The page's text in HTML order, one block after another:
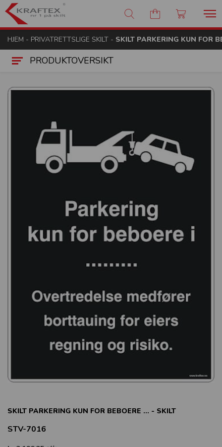
Kraftex - nr 1 på skilt
HJEM - PRIVATRETTSLIGE SKILT - SKILT PARKERING KUN FOR
PRODUKTOVERSIKT
SKILT PARKERING KUN FOR BEBOERE ... - SKILT
STV-7016